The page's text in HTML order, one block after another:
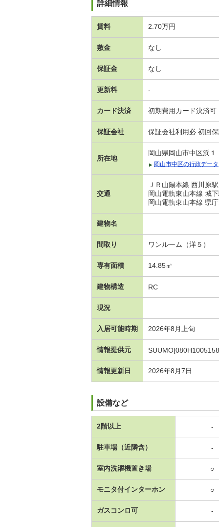
詳細情報
賃料 2.70万円
敷金 なし
保証金 なし
更新料 -
カード決済 初期費用カード決済可
保証会社 保証会社利用必 初回
所在地
岡山県岡山市中区浜１
岡山市中区の行政データ
交通
ＪＲ山陽本線 西川原
岡山電軌東山本線 城
岡山電軌東山本線 県
建物名
間取り ワンルーム（洋５）
専有面積 14.85㎡
建物構造 RC
現況
入居可能時期 2026年8月上旬
情報提供元
情報更新日 2026年8月7日
設備など
2階以上 -
駐車場（近隣含） -
室内洗濯機置き場 ○
モニタ付インターホン ○
ガスコンロ可 -